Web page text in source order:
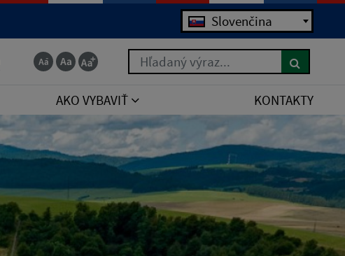
Jazyk Slovenčina
Hľadaný výraz...
AKO VYBAVIŤ KONTAKTY